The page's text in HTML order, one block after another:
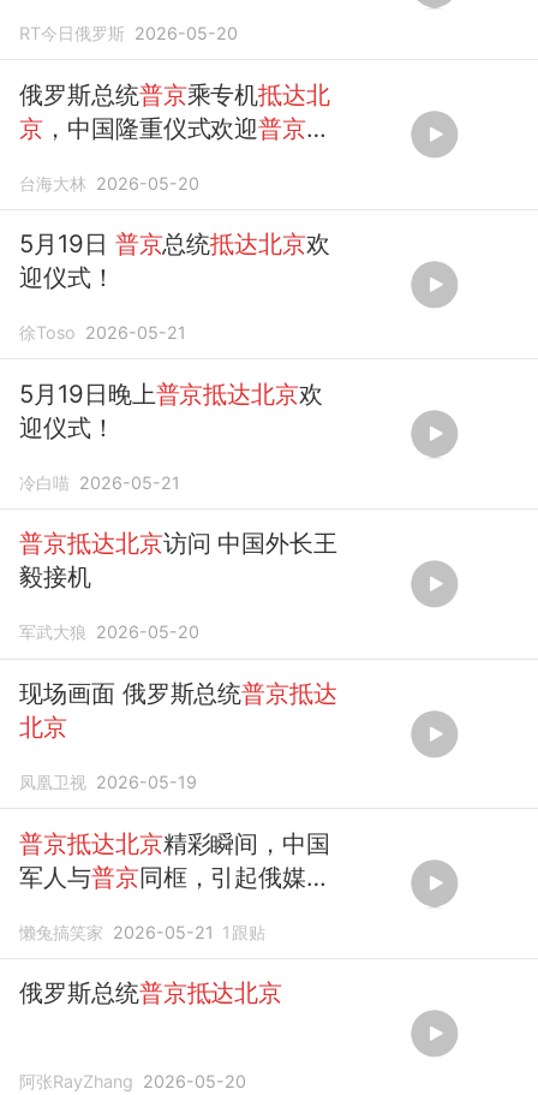
RT今日俄罗斯 2026-05-20
俄罗斯总统普京乘专机抵达北
京 ，中国隆重仪式欢迎普京总
台海大林 2026-05-20
5月19日 普京总统抵达北京欢
迎仪式！
徐Toso 2026-05-21
5月19日晚上普京抵达北京欢
迎仪式！
冷白喵 2026-05-21
普京抵达北京访问 中国外长王
毅接机
军武大狼 2026-05-20
现场画面 俄罗斯总统普京抵达
北京
凤凰卫视 2026-05-19
普京抵达北京精彩瞬间，中国
军人与普京同框，引起俄媒盛
懒兔搞笑家 2026-05-21 1 跟贴
俄罗斯总统普京抵达北京
阿张RayZhang 2026-05-20